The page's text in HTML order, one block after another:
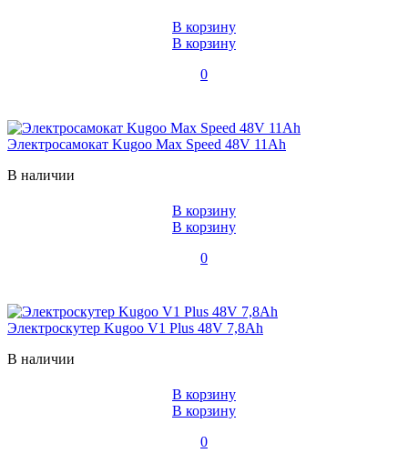
В корзину
В корзину
0
Электросамокат Kugoo Max Speed 48V 11Ah
В наличии
В корзину
В корзину
0
Электроскутер Kugoo V1 Plus 48V 7,8Ah
В наличии
В корзину
В корзину
0